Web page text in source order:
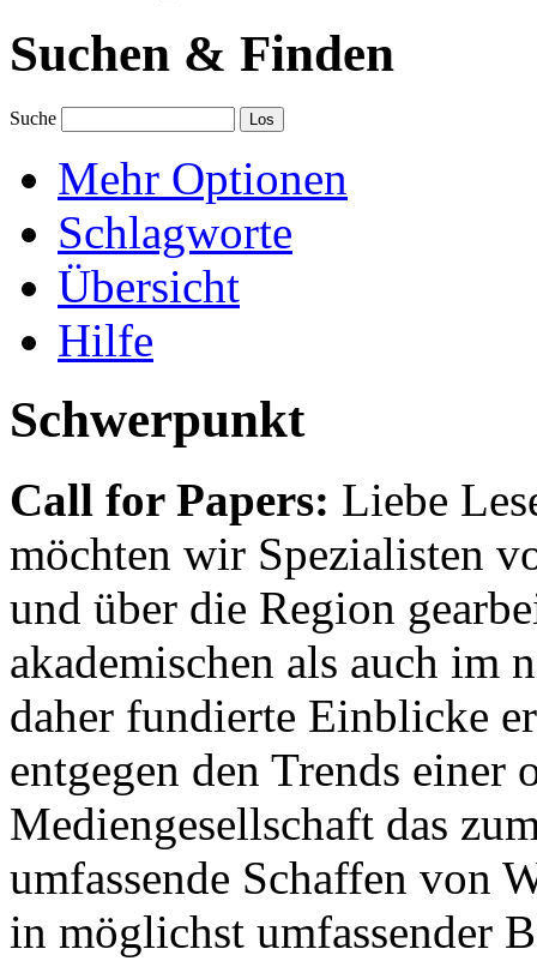
Suchen & Finden
Suche
Mehr Optionen
Schlagworte
Übersicht
Hilfe
Schwerpunkt
Call for Papers: Liebe
möchten wir Spezialisten
und über die Region
akademischen als auch im
daher fundierte Einblicke
entgegen den Trends einer
Mediengesellschaft das
umfassende Schaffen von
in möglichst umfassender